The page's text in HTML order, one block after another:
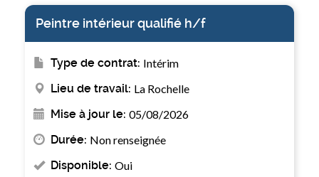
Peintre intérieur qualifié h/f
Type de contrat: Intérim
Lieu de travail: La Rochelle
Mise à jour le: 05/08/2026
Durée: Non renseignée
Disponible: Oui